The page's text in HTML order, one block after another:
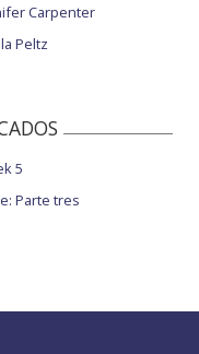
Carpenter
Peltz
5
Parte tres